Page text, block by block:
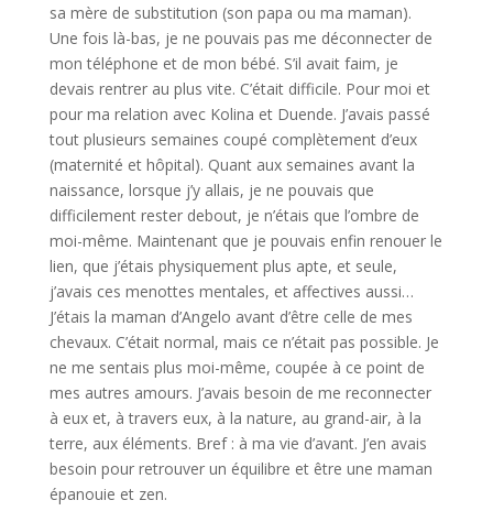
sa mère de substitution (son papa ou ma maman).
Une fois là-bas, je ne pouvais pas me déconnecter de
mon téléphone et de mon bébé. S’il avait faim, je
devais rentrer au plus vite. C’était difficile. Pour moi et
pour ma relation avec Kolina et Duende. J’avais passé
tout plusieurs semaines coupé complètement d’eux
(maternité et hôpital). Quant aux semaines avant la
naissance, lorsque j’y allais, je ne pouvais que
difficilement rester debout, je n’étais que l’ombre de
moi-même. Maintenant que je pouvais enfin renouer le
lien, que j’étais physiquement plus apte, et seule,
j’avais ces menottes mentales, et affectives aussi…
J’étais la maman d’Angelo avant d’être celle de mes
chevaux. C’était normal, mais ce n’était pas possible. Je
ne me sentais plus moi-même, coupée à ce point de
mes autres amours. J’avais besoin de me reconnecter
à eux et, à travers eux, à la nature, au grand-air, à la
terre, aux éléments. Bref : à ma vie d’avant. J’en avais
besoin pour retrouver un équilibre et être une maman
épanouie et zen.